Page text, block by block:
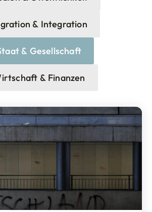
& Integration
& Gesellschaft
& Finanzen